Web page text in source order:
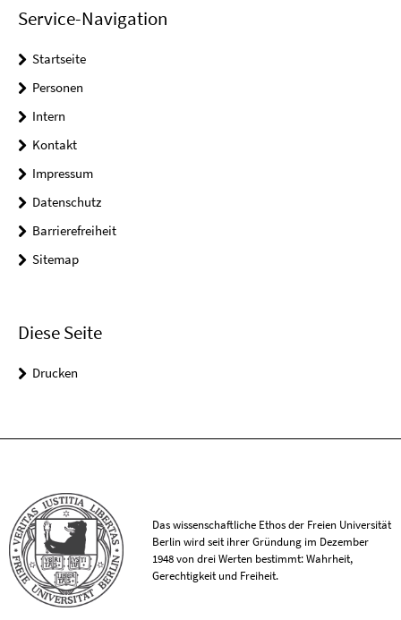
Service-Navigation
Startseite
Personen
Intern
Kontakt
Impressum
Datenschutz
Barrierefreiheit
Sitemap
Diese Seite
Drucken
Das wissenschaftliche Ethos der Freien Universität
Berlin wird seit ihrer Gründung im Dezember
1948 von drei Werten bestimmt: Wahrheit,
Gerechtigkeit und Freiheit.